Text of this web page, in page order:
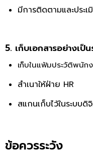
มีการติดตามและประเ
5. เก็บเอกสารอย่างเป็
เก็บในแฟ้มประวัติพนัก
สำเนาให้ฝ่าย HR
สแกนเก็บไว้ในระบบดิ
ข้อควรระวัง